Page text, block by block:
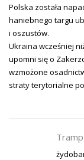
Polska została
haniebnego targu
i oszustów.
Ukraina wcześniej
upomni się o
wzmożone
straty terytorialne
Tramp